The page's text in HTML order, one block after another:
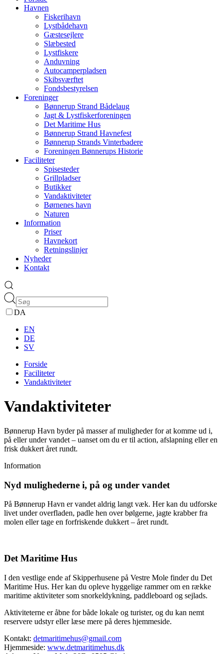
Havnen
Fiskerihavn
Lystbådehavn
Gæstesejlere
Slæbested
Lystfiskere
Anduvning
Autocamperpladsen
Skibsværftet
Fondsbestyrelsen
Foreninger
Bønnerup Strand Bådelaug
Jagt & Lystfiskerforeningen
Det Maritime Hus
Bønnerup Strand Havnefest
Bønnerup Strands Vinterbadere
Foreningen Bønnerups Historie
Faciliteter
Spisesteder
Grillpladser
Butikker
Vandaktiviteter
Børnenes havn
Naturen
Information
Priser
Havnekort
Retningslinjer
Nyheder
Kontakt
DA
EN
DE
SV
Forside
Faciliteter
Vandaktiviteter
Vandaktiviteter
Bønnerup Havn byder på masser af muligheder for at komme ud i,
på eller under vandet – uanset om du er til action, afslapning eller en
frisk dukkert året rundt.
Information
Nyd mulighederne i, på og under vandet
På Bønnerup Havn er vandet aldrig langt væk. Her kan du udforske
livet under overfladen, padle hen over bølgerne, jagte krabber fra
molen eller tage en forfriskende dukkert – året rundt.
Det Maritime Hus
I den vestlige ende af Skipperhusene på Vestre Mole finder du Det
Maritime Hus. Her kan du opleve hyggelige rammer om en række
maritime aktiviteter som snorkeldykning, paddleboard og sejlads.
Aktiviteterne er åbne for både lokale og turister, og du kan nemt
reservere udstyr eller læse mere på deres hjemmeside.
Kontakt: detmaritimehus@gmail.com
Hjemmeside: www.detmaritimehus.dk